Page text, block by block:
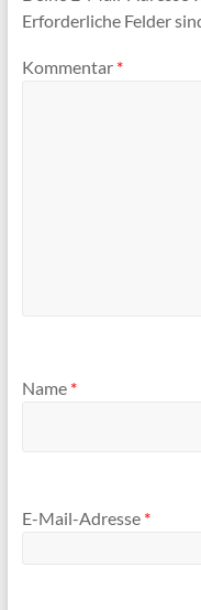
Erforderliche Felder
Kommentar *
Name *
E-Mail-Adresse *